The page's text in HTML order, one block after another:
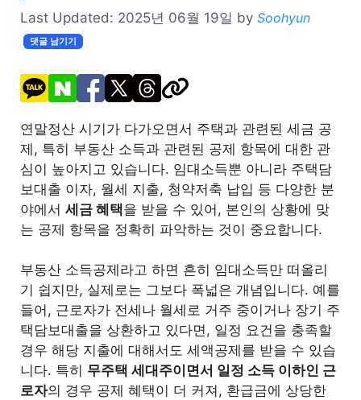
Last Updated: 2025년 06월 19일 by Soohyun
댓글 남기기
연말정산 시기가 다가오면서 주택과 관련된 세금 공
제, 특히 부동산 소득과 관련된 공제 항목에 대한 관
심이 높아지고 있습니다. 임대소득뿐 아니라 주택담
보대출 이자, 월세 지출, 청약저축 납입 등 다양한 분
야에서 세금 혜택을 받을 수 있어, 본인의 상황에 맞
는 공제 항목을 정확히 파악하는 것이 중요합니다.
부동산 소득공제라고 하면 흔히 임대소득만 떠올리
기 쉽지만, 실제로는 그보다 폭넓은 개념입니다. 예를
들어, 근로자가 전세나 월세로 거주 중이거나 장기 주
택담보대출을 상환하고 있다면, 일정 요건을 충족할
경우 해당 지출에 대해서도 세액공제를 받을 수 있습
니다. 특히 무주택 세대주이면서 일정 소득 이하인 근
로자의 경우 공제 혜택이 더 커져, 환급금에 상당한